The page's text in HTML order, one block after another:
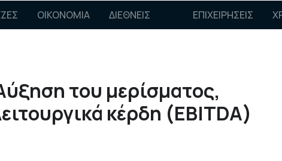
ΟΙΚΟΝΟΜΙΑ
ΔΙΕΘΝΕΙΣ
ΕΠΙΧΕΙΡΗΣΕΙΣ
του μερίσματος,
κέρδη (EBITDA)